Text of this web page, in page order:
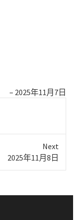
2025年11月7日
Next
2025年11月8日